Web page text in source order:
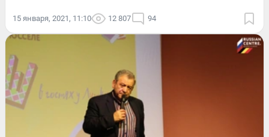
15 января, 2021, 11:10 12 807 94